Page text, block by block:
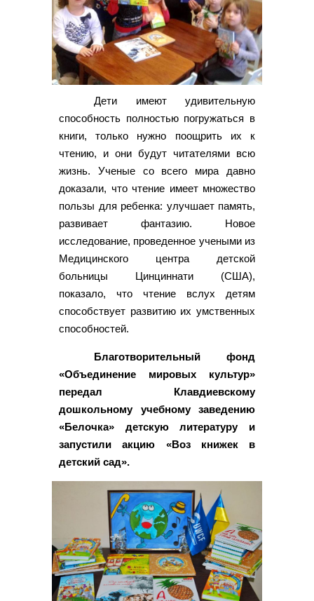
Дети имеют удивительную
способность полностью погружаться в
книги, только нужно поощрить их к
чтению, и они будут читателями всю
жизнь. Ученые со всего мира давно
доказали, что чтение имеет множество
пользы для ребенка: улучшает память,
развивает фантазию. Новое
исследование, проведенное учеными из
Медицинского центра детской
больницы Цинциннати (США),
показало, что чтение вслух детям
способствует развитию их умственных
способностей.
Благотворительный фонд
«Объединение мировых культур»
передал Клавдиевскому
дошкольному учебному заведению
«Белочка» детскую литературу и
запустили акцию «Воз книжек в
детский сад».